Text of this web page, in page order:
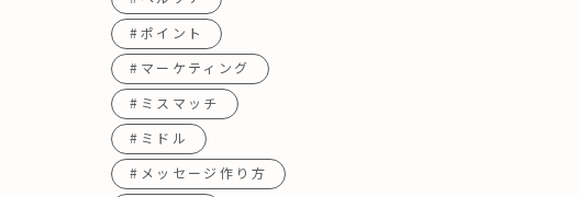
#ポイント
#マーケティング
#ミスマッチ
#ミドル
#メッセージ作り方